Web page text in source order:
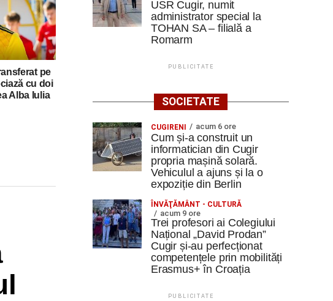
pe
cu doi
Alba Iulia
USR Cugir, numit
administrator special la
TOHAN SA – filială a
Romarm
PUBLICITATE
SOCIETATE
CUGIRENI acum 6 ore
Cum și-a construit un
informatician din Cugir
propria mașină solară.
Vehiculul a ajuns și la o
expoziție din Berlin
ÎNVĂŢĂMÂNT - CULTURĂ
acum 9 ore
Trei profesori ai Colegiului
Național „David Prodan”
Cugir și-au perfecționat
competențele prin mobilități
Erasmus+ în Croația
PUBLICITATE